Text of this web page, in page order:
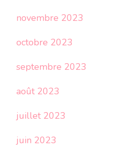
novembre 2023
octobre 2023
septembre 2023
août 2023
juillet 2023
juin 2023